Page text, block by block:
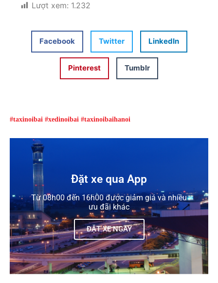
Lượt xem: 1.232
Facebook Twitter LinkedIn
Pinterest Tumblr
#taxinoibai #xedinoibai #taxinoibaihanoi
Đặt xe qua App
Từ 08h00 đến 16h00 được giảm giá và nhiều
ưu đãi khác
ĐẶT XE NGAY